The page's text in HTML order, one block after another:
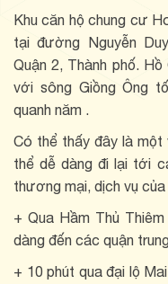
Khu căn hộ chung cư
tại đường Nguyễn
Quận 2, Thành phố.
với sông Giồng Ông
quanh năm .
Có thể thấy đây là
thể dễ dàng đi lại tới
thương mại, dịch vụ của
+ Qua Hầm Thủ
dàng đến các quận
+ 10 phút qua đại lộ